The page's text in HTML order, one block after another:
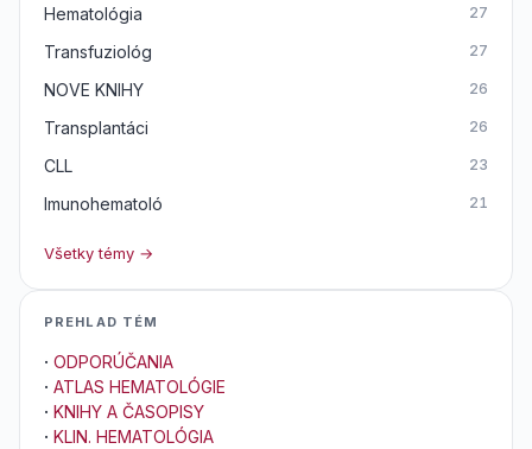
Hematológia 27
Transfuziológ 27
NOVE KNIHY 26
Transplantáci 26
CLL 23
Imunohematoló 21
Všetky témy →
PREHLAD TÉM
· ODPORÚČANIA
· ATLAS HEMATOLÓGIE
· KNIHY A ČASOPISY
· KLIN. HEMATOLÓGIA